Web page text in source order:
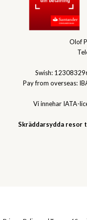
Olof
Swish:
Pay from overseas:
Vi innehar IATA-
Skräddarsydda resor